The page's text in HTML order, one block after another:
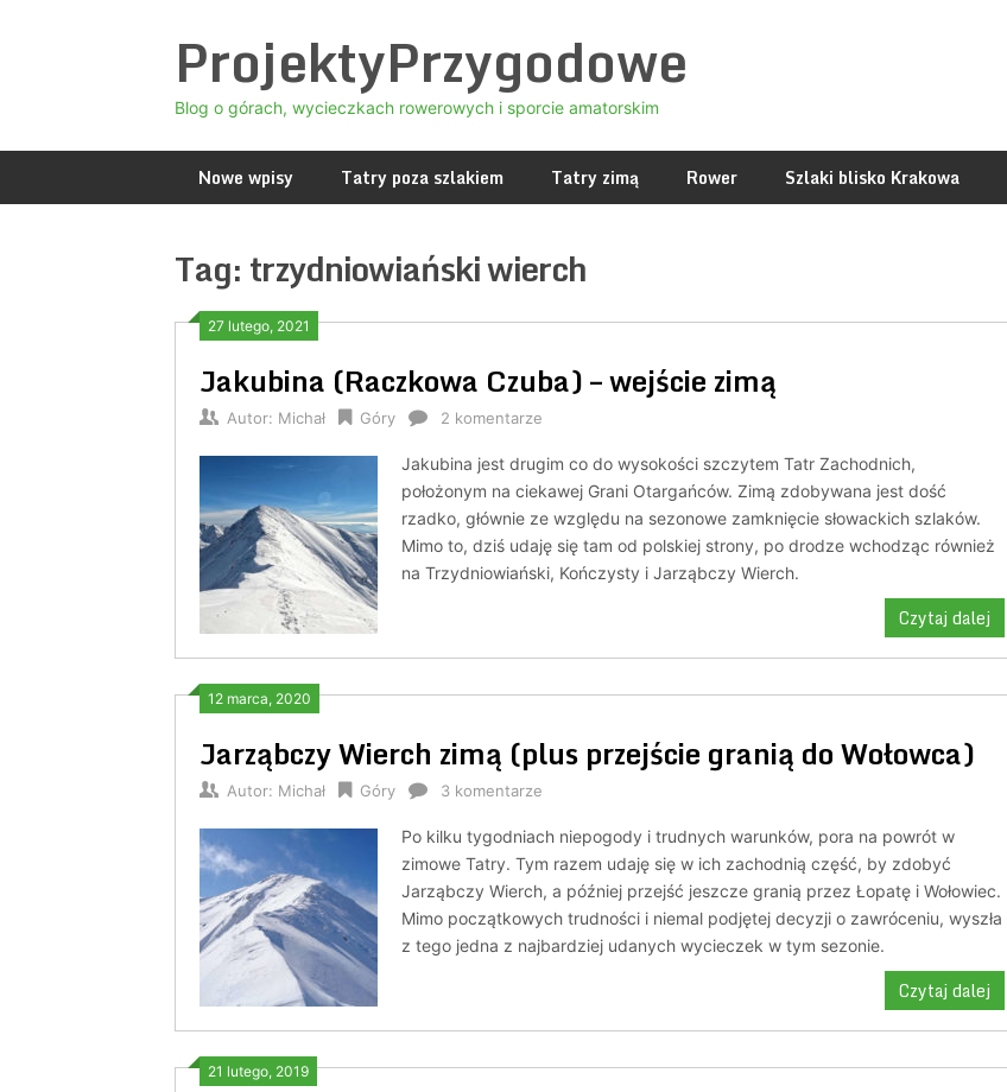
ProjektyPrzygodowe
Blog o górach, wycieczkach rowerowych i sporcie amatorskim
Nowe wpisy Tatry poza szlakiem Tatry zimą Rower Szlaki blisko Krakowa
Tag:trzydniowiański wierch
27 lutego, 2021
Jakubina (Raczkowa Czuba) – wejście zimą
Autor: Michał Góry 2 komentarze
Jakubina jest drugim co do wysokości szczytem Tatr Zachodnich,
położonym na ciekawej Grani Otargańców. Zimą zdobywana jest dość
rzadko, głównie ze względu na sezonowe zamknięcie słowackich szlaków.
Mimo to, dziś udaję się tam od polskiej strony, po drodze wchodząc również
na Trzydniowiański, Kończysty i Jarząbczy Wierch.
Czytaj dalej
12 marca, 2020
Jarząbczy Wierch zimą (plus przejście granią do Wołowca)
Autor: Michał Góry 3 komentarze
Po kilku tygodniach niepogody i trudnych warunków, pora na powrót w
zimowe Tatry. Tym razem udaję się w ich zachodnią część, by zdobyć
Jarząbczy Wierch, a później przejść jeszcze granią przez Łopatę i Wołowiec.
Mimo początkowych trudności i niemal podjętej decyzji o zawróceniu, wyszła
z tego jedna z najbardziej udanych wycieczek w tym sezonie.
Czytaj dalej
21 lutego, 2019